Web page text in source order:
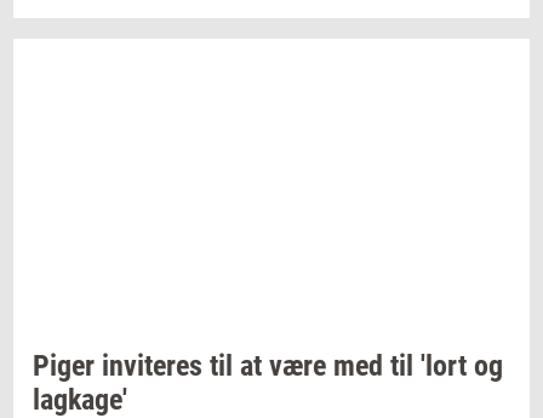
Piger in­vi­te­res til at være med til 'lort og
lag­ka­ge'